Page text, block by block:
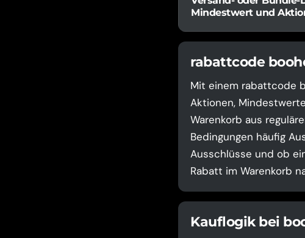
Mindestwert und
rabattcode
Mit einem rabattcode
Aktionen,
Warenkorb aus
Bedingungen häufig
Ausschlüsse und ob
Rabatt im Warenkorb
Kauflogik bei